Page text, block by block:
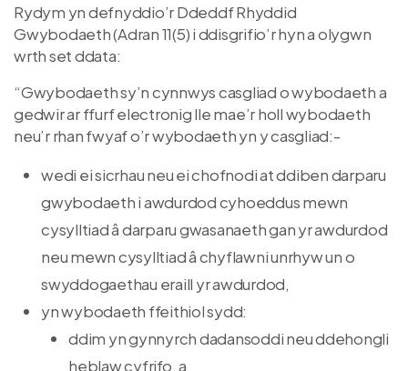
Rydym yn defnyddio’r Ddeddf Rhyddid
Gwybodaeth (Adran 11(5) i ddisgrifio’r hyn a olygwn
wrth set ddata:
“Gwybodaeth sy’n cynnwys casgliad o wybodaeth a
gedwir ar ffurf electronig lle mae’r holl wybodaeth
neu’r rhan fwyaf o’r wybodaeth yn y casgliad:-
wedi ei sicrhau neu ei chofnodi at ddiben darparu
gwybodaeth i awdurdod cyhoeddus mewn
cysylltiad â darparu gwasanaeth gan yr awdurdod
neu mewn cysylltiad â chyflawni unrhyw un o
swyddogaethau eraill yr awdurdod,
yn wybodaeth ffeithiol sydd:
ddim yn gynnyrch dadansoddi neu ddehongli
heblaw cyfrifo, a